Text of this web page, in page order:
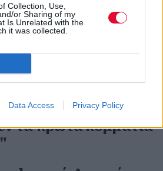
Collection, Use,
or Sharing of my
Is Unrelated with the
it was collected.
Data Access Privacy Policy
"Tape 05"
επιστρέφουν
"Inferno" μετά
τα πρώτα κομμάτια